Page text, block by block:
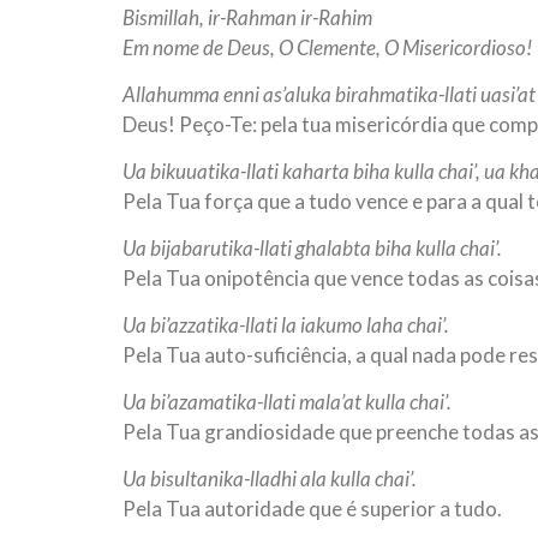
10 DE NOVEMBRO DE 2013
Falecimento do Imam Ali Ibn Al-
relembramos o martírio do quarto Imam dos
Bismillah, ir-Rahman ir-Rahim
Em nome de Deus, O Clemente, O Misericordioso!
Allahumma enni as’aluka birahmatika-llati uasi’at
Deus! Peço-Te: pela tua misericórdia que
Ua bikuuatika-llati kaharta biha kulla chai’, ua
Pela Tua força que a tudo vence e para a qual
Ua bijabarutika-llati ghalabta biha kulla chai’.
Pela Tua onipotência que vence todas as
Ua bi’azzatika-llati la iakumo laha chai’.
Pela Tua auto-suficiência, a qual nada pode
Ua bi’azamatika-llati mala’at kulla chai’.
Pela Tua grandiosidade que preenche todas
Ua bisultanika-lladhi ala kulla chai’.
Pela Tua autoridade que é superior a tudo.